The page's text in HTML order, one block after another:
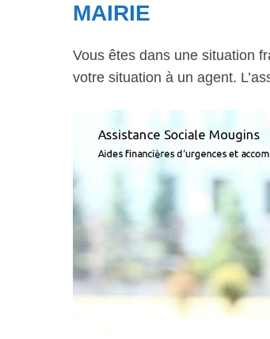
MAIRIE
Vous êtes dans une situation
votre situation à un agent.